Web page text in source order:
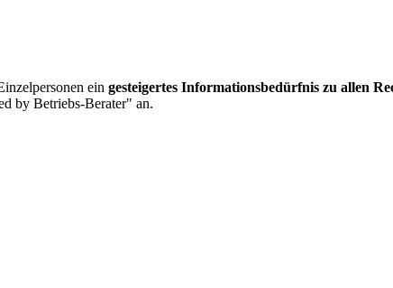
ein gesteigertes Informationsbedürfnis zu allen
by Betriebs-Berater" an.